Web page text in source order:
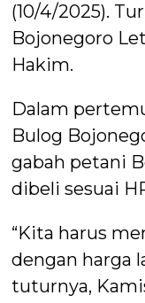
(10/4/2025).
Bojonegoro
Hakim.
Dalam
Bulog
gabah petani
dibeli sesuai
“Kita harus
dengan harga
tuturnya,